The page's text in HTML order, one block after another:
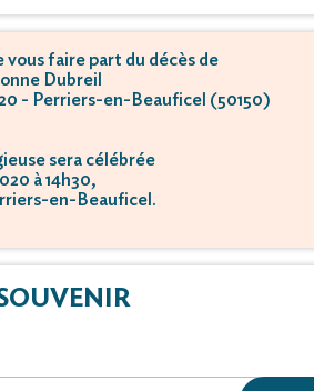
vous faire part du décès de
Dubreil
- Perriers-en-Beauficel (50150)
sera célébrée
à 14h30,
en-Beauficel.